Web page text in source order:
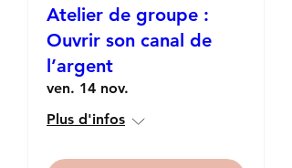
Atelier de groupe :
Ouvrir son canal de
l’argent
ven. 14 nov.
Plus d'infos